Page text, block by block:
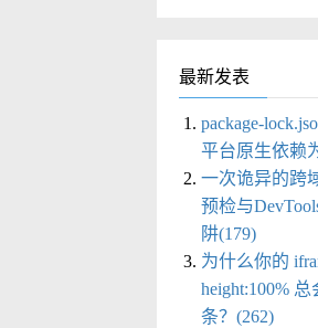
最新发表
package-
平台原生依赖
一次诡异的跨
预检与
阱(179)
为什么你的
height:100%
条？(262)